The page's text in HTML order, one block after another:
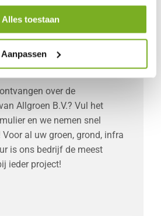
Alles toestaan
Aanpassen
HELPT U VERDER
over de
Allgroen B.V.? Vul het
en we nemen snel
al uw groen, grond, infra
is ons bedrijf de meest
ieder project!